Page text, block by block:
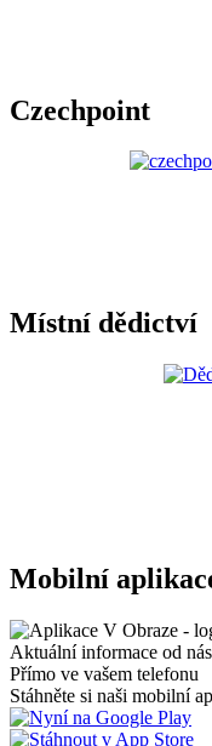
Czechpoint
Místní dědictví
Mobilní
Aktuální informace od nás
Přímo ve vašem telefonu
Stáhněte si naši mobilní